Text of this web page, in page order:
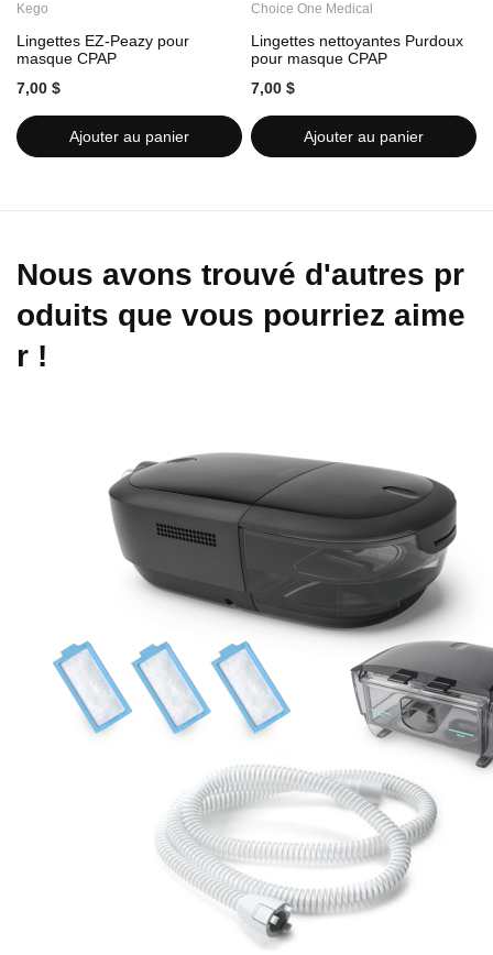
Kego
Lingettes EZ-Peazy pour
masque CPAP
7,00 $
Ajouter au panier
Choice One Medical
Lingettes nettoyantes Purdoux
pour masque CPAP
7,00 $
Ajouter au panier
Nous avons trouvé d'autres pr
oduits que vous pourriez aime
r !